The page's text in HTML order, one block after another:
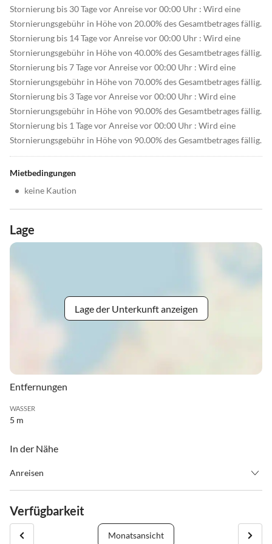
Stornierung bis 30 Tage vor Anreise vor 00:00 Uhr : Wird eine
Stornierungsgebühr in Höhe von 20.00% des Gesamtbetrages fällig.
Stornierung bis 14 Tage vor Anreise vor 00:00 Uhr : Wird eine
Stornierungsgebühr in Höhe von 40.00% des Gesamtbetrages fällig.
Stornierung bis 7 Tage vor Anreise vor 00:00 Uhr : Wird eine
Stornierungsgebühr in Höhe von 70.00% des Gesamtbetrages fällig.
Stornierung bis 3 Tage vor Anreise vor 00:00 Uhr : Wird eine
Stornierungsgebühr in Höhe von 90.00% des Gesamtbetrages fällig.
Stornierung bis 1 Tage vor Anreise vor 00:00 Uhr : Wird eine
Stornierungsgebühr in Höhe von 90.00% des Gesamtbetrages fällig.
Mietbedingungen
• keine Kaution
Lage
Lage der Unterkunft anzeigen
Entfernungen
WASSER
5 m
In der Nähe
Anreisen
und Mondsee) abfahren und der Bundesstrasse Richtung Hof,
Fuschl am See, Bad Ischl folgen.
Verfügbarkeit
Monatsansicht